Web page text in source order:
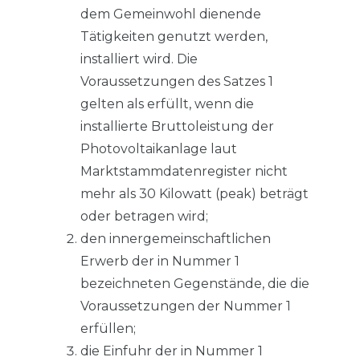
dem Gemeinwohl dienende
Tätigkeiten genutzt werden,
installiert wird. Die
Voraussetzungen des Satzes 1
gelten als erfüllt, wenn die
installierte Bruttoleistung der
Photovoltaikanlage laut
Marktstammdatenregister nicht
mehr als 30 Kilowatt (peak) beträgt
oder betragen wird;
den innergemeinschaftlichen
Erwerb der in Nummer 1
bezeichneten Gegenstände, die die
Voraussetzungen der Nummer 1
erfüllen;
die Einfuhr der in Nummer 1